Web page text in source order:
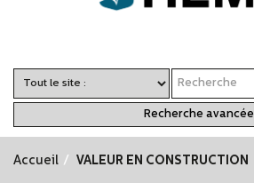
Recherche avancée
Accueil VALEUR EN CONSTRUCTION